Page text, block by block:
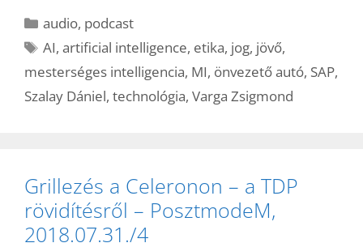
Kategória
audio, podcast
Címkék
AI,artificial intelligence, etika, jog, jövő,
mesterséges intelligencia, MI, önvezető autó, SAP,
Szalay Dániel, technológia, Varga Zsigmond
Grillezés a Celeronon – a TDP
rövidítésről – PosztmodeM,
2018.07.31./4